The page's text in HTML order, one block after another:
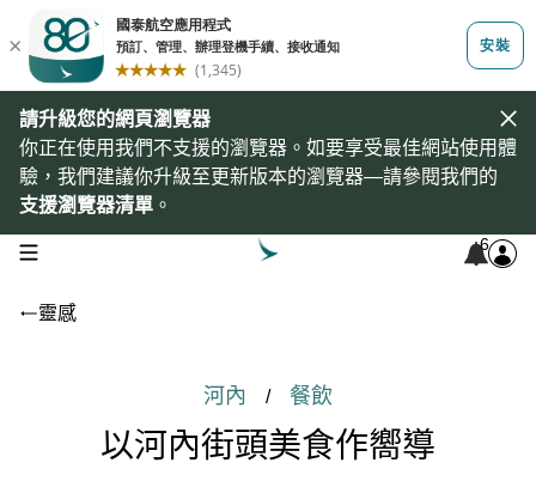
請升級您的網頁瀏覽器
你正在使用我們不支援的瀏覽器。如要享受最佳網站使用體
驗，我們建議你升級至更新版本的瀏覽器—請參閱我們的
支援瀏覽器清單 。
open navigation menu 6
靈感
河內 / 餐飲
以河內街頭美食作嚮導